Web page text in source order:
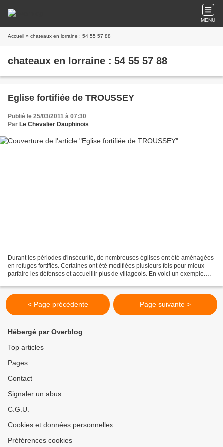
MENU
Accueil » chateaux en lorraine : 54 55 57 88
chateaux en lorraine : 54 55 57 88
Eglise fortifiée de TROUSSEY
Publié le 25/03/2011 à 07:30
Par Le Chevalier Dauphinois
Durant les périodes d'insécurité, de nombreuses églises ont été aménagées
en refuges fortifiés. Certaines ont été modifiées plusieurs fois pour mieux
parfaire les défenses et accueillir plus de villageois. En voici un exemple.
< Page précédente Page suivante >
Hébergé par Overblog
Top articles
Pages
Contact
Signaler un abus
C.G.U.
Cookies et données personnelles
Préférences cookies